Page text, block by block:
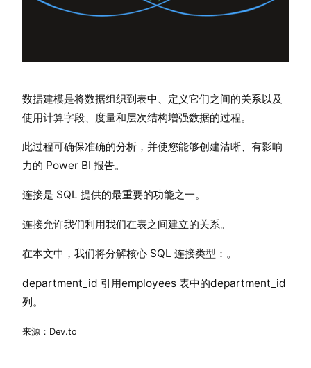
数据建模是将数据组织到表中、定义它们之间的关系以及
使用计算字段、度量和层次结构增强数据的过程。
此过程可确保准确的分析，并使您能够创建清晰、有影响
力的 Power BI 报告。
连接是 SQL 提供的最重要的功能之一。
连接允许我们利用我们在表之间建立的关系。
在本文中，我们将分解核心 SQL 连接类型：。
department_id 引用employees 表中的department_id
列。
来源：Dev.to